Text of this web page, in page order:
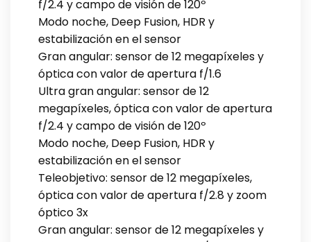
f/2.4 y campo de visión de 120º
Modo noche, Deep Fusion, HDR y
estabilización en el sensor
Gran angular: sensor de 12 megapíxeles y
óptica con valor de apertura f/1.6
Ultra gran angular: sensor de 12
megapíxeles, óptica con valor de apertura
f/2.4 y campo de visión de 120º
Modo noche, Deep Fusion, HDR y
estabilización en el sensor
Teleobjetivo: sensor de 12 megapíxeles,
óptica con valor de apertura f/2.8 y zoom
óptico 3x
Gran angular: sensor de 12 megapíxeles y